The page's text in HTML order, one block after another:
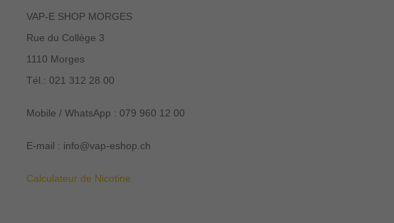
VAP-E SHOP MORGES
Rue du Collège 3
1110 Morges
Tél.: 021 312 28 00
Mobile / WhatsApp : 079 960 12 00
E-mail : info@vap-eshop.ch
Calculateur de Nicotine